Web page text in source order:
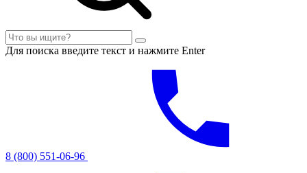
Для поиска введите текст и нажмите Enter
8 (800) 551-06-96